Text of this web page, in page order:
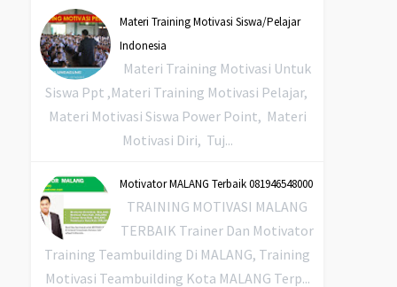
Materi Training Motivasi Siswa/Pelajar
Indonesia
Materi Training Motivasi Untuk
Siswa Ppt ,Materi Training Motivasi Pelajar,
Materi Motivasi Siswa Power Point, Materi
Motivasi Diri, Tuj...
Motivator MALANG Terbaik 081946548000
TRAINING MOTIVASI MALANG
TERBAIK Trainer Dan Motivator
Training Teambuilding Di MALANG, Training
Motivasi Teambuilding Kota MALANG Terp...